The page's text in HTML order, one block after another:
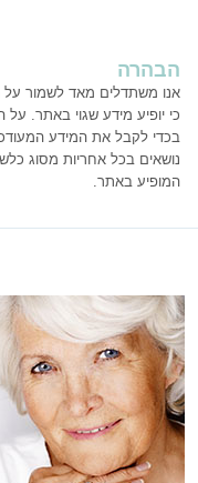
הבהרה
אנו משתדלים מאד לשמור על
כי יופיע מידע שגוי באתר.
בכדי לקבל את המידע
נושאים בכל אחריות מסוג
המופיע באתר.